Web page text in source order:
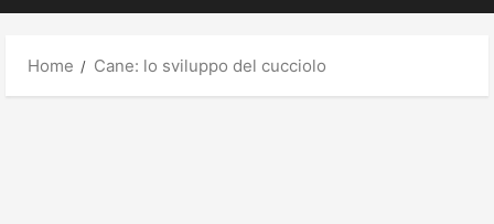
Home Cane: lo sviluppo del cucciolo